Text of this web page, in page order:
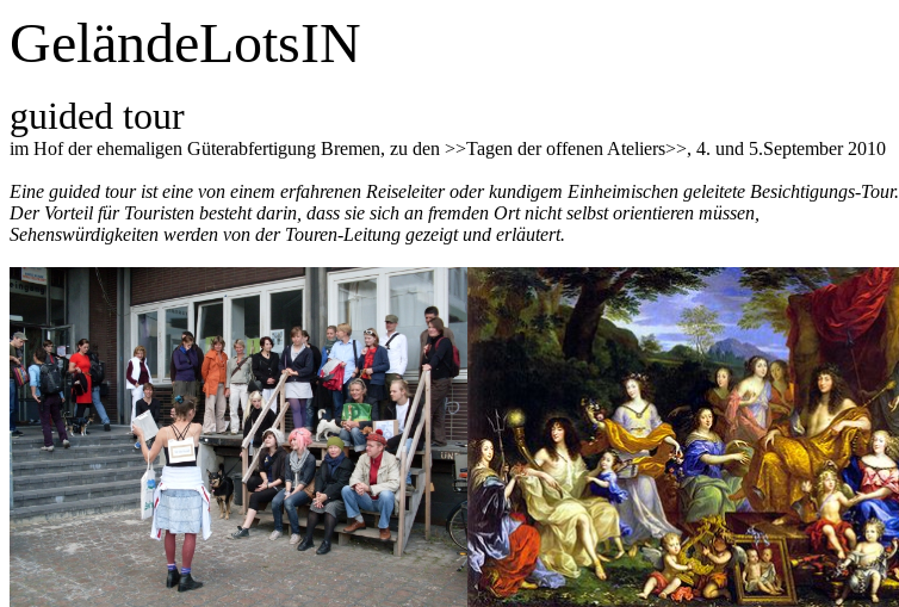
GeländeLotsIN
guided tour
im Hof der ehemaligen Güterabfertigung Bremen, zu den >>Tagen der offenen Ateliers>>, 4. und 5.September 2010
Eine guided tour ist eine von einem erfahrenen Reiseleiter oder kundigem Einheimischen geleitete Besichtigungs-Tour.
Der Vorteil für Touristen besteht darin, dass sie sich an fremden Ort nicht selbst orientieren müssen,
Sehenswürdigkeiten werden von der Touren-Leitung gezeigt und erläutert.